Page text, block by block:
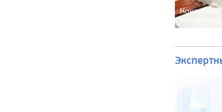
Кокосовое
точно